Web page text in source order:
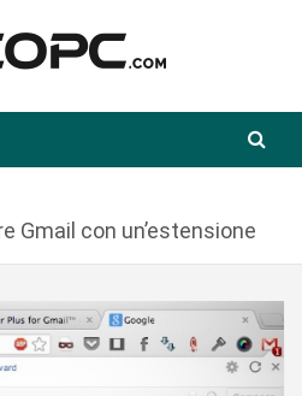
Gmail con un’estensione